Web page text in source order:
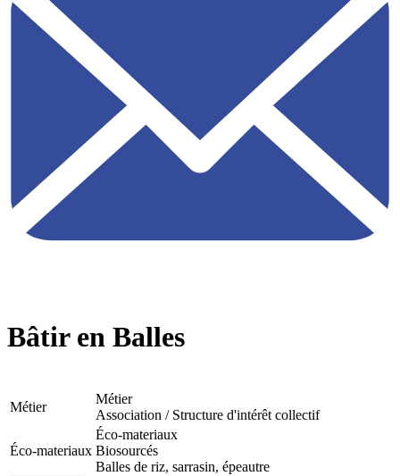
Bâtir en Balles
Métier
Métier
Association / Structure d'intérêt collectif
Éco-materiaux
Éco-materiaux
Biosourcés
Balles de riz, sarrasin, épeautre